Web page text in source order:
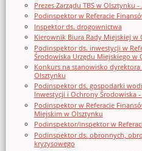
Prezes Zarządu TBS w Olsztynku -
Podinspektor w Referacie
Inspektor ds. drogownictwa
Kierownik Biura Rady Miejskiej w
Podinspektor ds. inwestycji w
Środowiska Urzędu Miejskiego w
Konkurs na stanowisko
Olsztynku
Podinspektor ds. gospodarki
Inwestycji i Ochrony Środowiska
Podinspektor w Referacie
Miejskim w Olsztynku
Podinspektor/inspektor w
Podinspektor ds. obronnych,
kryzysowego